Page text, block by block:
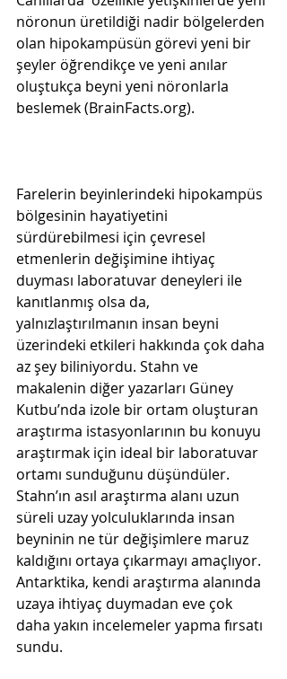
nöronun üretildiği nadir bölgelerden
olan hipokampüsün görevi yeni bir
şeyler öğrendikçe ve yeni anılar
oluştukça beyni yeni nöronlarla
beslemek (BrainFacts.org).
Farelerin beyinlerindeki hipokampüs
bölgesinin hayatiyetini
sürdürebilmesi için çevresel
etmenlerin değişimine ihtiyaç
duyması laboratuvar deneyleri ile
kanıtlanmış olsa da,
yalnızlaştırılmanın insan beyni
üzerindeki etkileri hakkında çok daha
az şey biliniyordu. Stahn ve
makalenin diğer yazarları Güney
Kutbu’nda izole bir ortam oluşturan
araştırma istasyonlarının bu konuyu
araştırmak için ideal bir laboratuvar
ortamı sunduğunu düşündüler.
Stahn’ın asıl araştırma alanı uzun
süreli uzay yolculuklarında insan
beyninin ne tür değişimlere maruz
kaldığını ortaya çıkarmayı amaçlıyor.
Antarktika, kendi araştırma alanında
uzaya ihtiyaç duymadan eve çok
daha yakın incelemeler yapma fırsatı
sundu.